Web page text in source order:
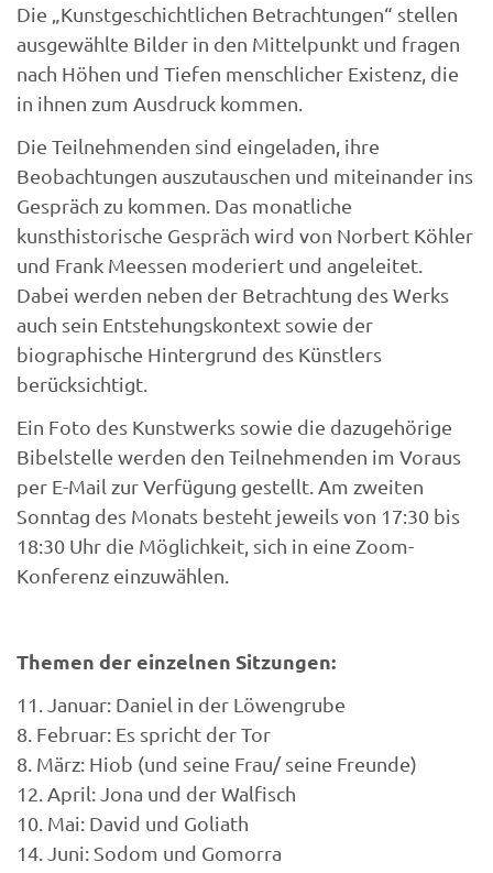
Die „Kunstgeschichtlichen Betrachtungen“ stellen
ausgewählte Bilder in den Mittelpunkt und fragen
nach Höhen und Tiefen menschlicher Existenz, die
in ihnen zum Ausdruck kommen.
Die Teilnehmenden sind eingeladen, ihre
Beobachtungen auszutauschen und miteinander ins
Gespräch zu kommen. Das monatliche
kunsthistorische Gespräch wird von Norbert Köhler
und Frank Meessen moderiert und angeleitet.
Dabei werden neben der Betrachtung des Werks
auch sein Entstehungskontext sowie der
biographische Hintergrund des Künstlers
berücksichtigt.
Ein Foto des Kunstwerks sowie die dazugehörige
Bibelstelle werden den Teilnehmenden im Voraus
per E-Mail zur Verfügung gestellt. Am zweiten
Sonntag des Monats besteht jeweils von 17:30 bis
18:30 Uhr die Möglichkeit, sich in eine Zoom-
Konferenz einzuwählen.
Themen der einzelnen Sitzungen:
11. Januar: Daniel in der Löwengrube
8. Februar: Es spricht der Tor
8. März: Hiob (und seine Frau/ seine Freunde)
12. April: Jona und der Walfisch
10. Mai: David und Goliath
14. Juni: Sodom und Gomorra